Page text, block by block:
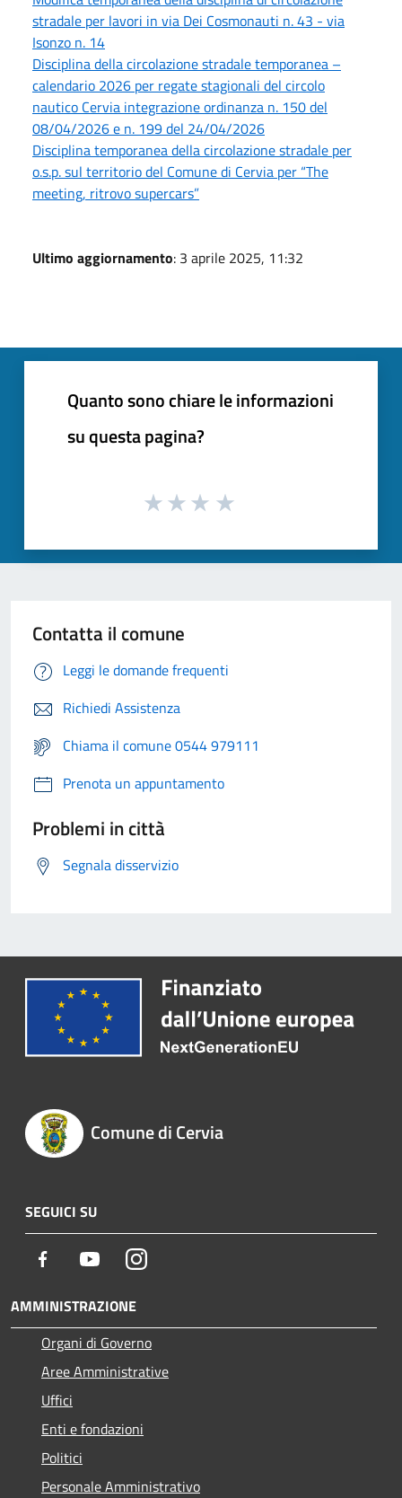
stradale per lavori in via Dei Cosmonauti n. 43 - via
Isonzo n. 14
Disciplina della circolazione stradale temporanea –
calendario 2026 per regate stagionali del circolo
nautico Cervia integrazione ordinanza n. 150 del
08/04/2026 e n. 199 del 24/04/2026
Disciplina temporanea della circolazione stradale per
o.s.p. sul territorio del Comune di Cervia per “The
meeting, ritrovo supercars”
Ultimo aggiornamento: 3 aprile 2025, 11:32
Quanto sono chiare le informazioni
su questa pagina?
Contatta il comune
Leggi le domande frequenti
Richiedi Assistenza
Chiama il comune 0544 979111
Prenota un appuntamento
Problemi in città
Segnala disservizio
Comune di Cervia
SEGUICI SU
Facebook YoutubeInstagram
AMMINISTRAZIONE
Organi di Governo
Aree Amministrative
Uffici
Enti e fondazioni
Politici
Personale Amministrativo